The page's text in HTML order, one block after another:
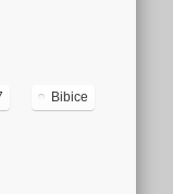
Bibice